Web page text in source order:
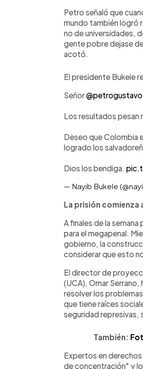
Petro señaló que
mundo también logró
no de universidades,
gente pobre dejase
acotó.
El presidente Bukele
Señor@petrogustavo
Los resultados pesan
Deseo que Colombia
logrado los
Dios los bendiga.
— Nayib Bukele
La prisión comienza
A finales de la
para el megapenal.
gobierno, la
considerar que esto
El director de
(UCA), Omar Serrano,
resolver los
que tiene raíces
seguridad represivas,
También:
Expertos en derechos
de concentración" y